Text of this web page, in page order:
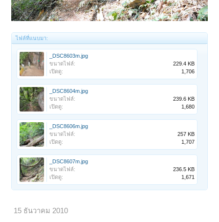
ไฟล์ที่แนบมา:
_DSC8603m.jpg
ขนาดไฟล์:
229.4 KB
เปิดดู:
1,706
_DSC8604m.jpg
ขนาดไฟล์:
239.6 KB
เปิดดู:
1,680
_DSC8606m.jpg
ขนาดไฟล์:
257 KB
เปิดดู:
1,707
_DSC8607m.jpg
ขนาดไฟล์:
236.5 KB
เปิดดู:
1,671
15 ธันวาคม 2010